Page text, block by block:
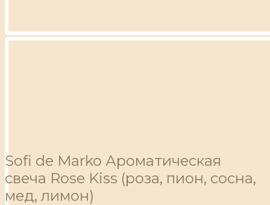
Sofi de Marko Ароматическая
свеча Rose Kiss (роза, пион, сосна,
мед, лимон)